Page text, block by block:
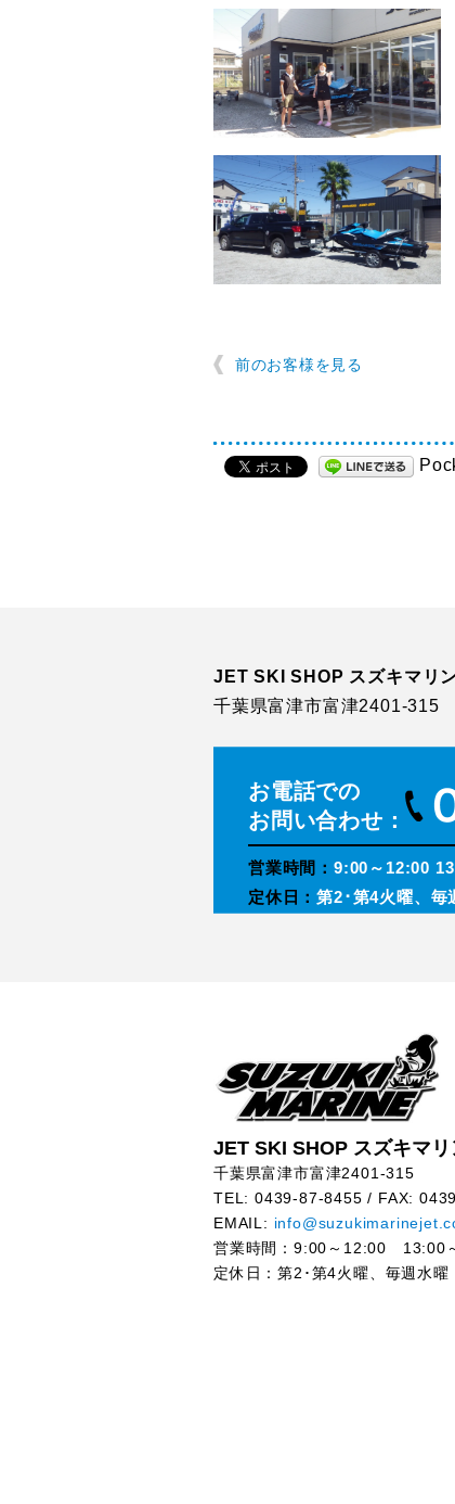
前のお客様を見る
JET SKI SHOP スズキマリ
千葉県富津市富津2401-315
お電話での
お問い合わせ：
営業時間： 9:00～12:00
定休日：第2･第4火曜、毎
JET SKI SHOP スズキマリ
千葉県富津市富津2401-315
TEL: 0439-87-8455 / FAX:
EMAIL:
営業時間：9:00～12:00 13:00
定休日：第2･第4火曜、毎週水曜